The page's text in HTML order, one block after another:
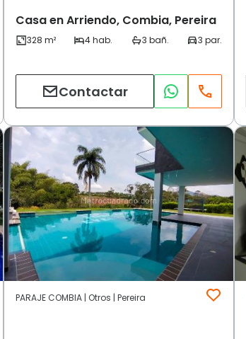
Casa en Arriendo, Combia, Pereira
Contactar
PARAJE COMBIA | Otros | Pereira